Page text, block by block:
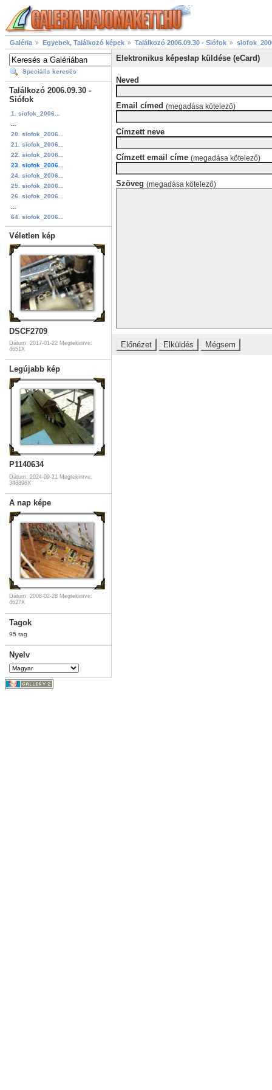
Galéria Egyebek, Találkozó képek Találkozó 2006.09.30 - Siófok
Speciális keresés
Találkozó 2006.09.30 -
Siófok
1. siofok_2006...
20. siofok_2006...
21. siofok_2006...
22. siofok_2006...
23. siofok_2006...
24. siofok_2006...
25. siofok_2006...
26. siofok_2006...
64. siofok_2006...
Véletlen kép
DSCF2709
Dátum: 2017-01-22 Megtekintve:
4651X
Legújabb kép
P1140634
Dátum: 2024-09-21 Megtekintve:
348898X
A nap képe
Dátum: 2008-02-28 Megtekintve:
4627X
Tagok
95 tag
Nyelv
Elektronikus képeslap küldése (eCard)
Neved
Email címed (megadása kötelező)
Címzett neve
Címzett email címe (megadása kötelező)
Szöveg (megadása kötelező)